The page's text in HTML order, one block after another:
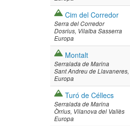
Cim del Corredor
Serra del Corredor
Dosrius Vilalba Sasserra
Europa
Montalt
Serralada de Marina
Sant Andreu de Llavaneres
Europa
Turó de Céllecs
Serralada de Marina
Òrrius Vilanova del Vallès
Europa